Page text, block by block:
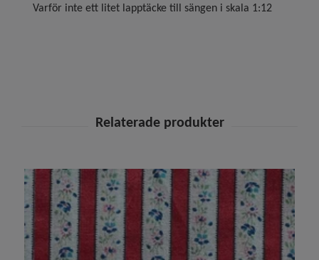
Varför inte ett litet lapptäcke till sängen i skala 1:12